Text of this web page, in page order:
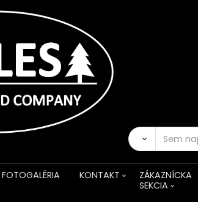
FOTOGALÉRIA KONTAKT
ZÁKAZNÍCKA
SEKCIA